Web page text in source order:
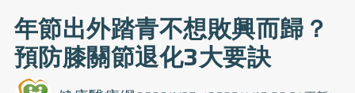
年節出外踏青不想敗興而歸？
預防膝關節退化3大要訣